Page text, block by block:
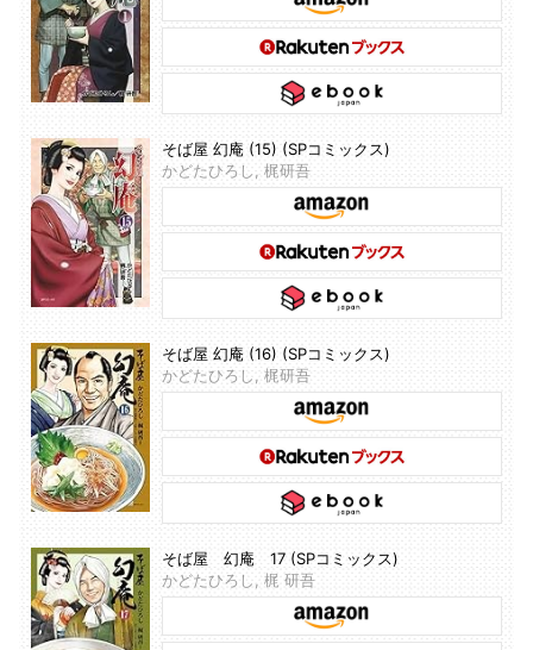
そば屋 幻庵 (15) (SPコミックス)
かどたひろし, 梶研吾
そば屋 幻庵 (16) (SPコミックス)
かどたひろし, 梶研吾
そば屋 幻庵 17 (SPコミックス)
かどたひろし, 梶 研吾